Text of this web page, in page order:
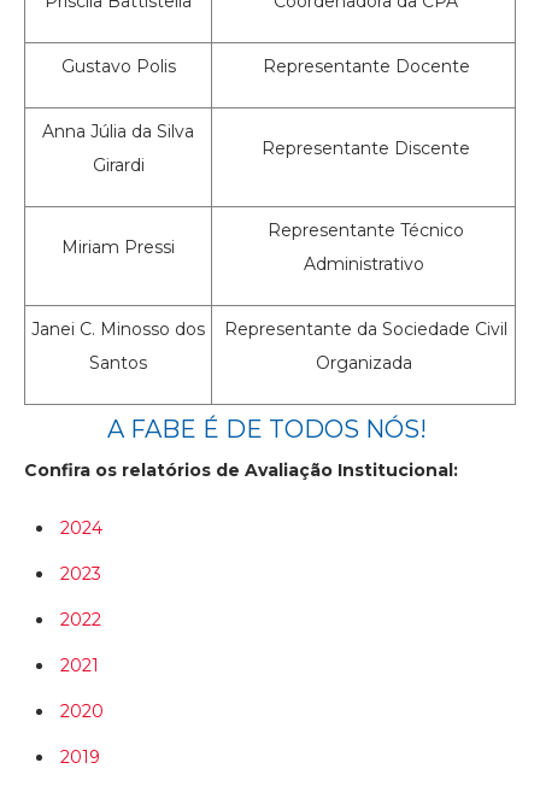
Gustavo Polis Representante Docente
Anna Júlia da Silva
Girardi
Representante Discente
Miriam Pressi
Representante Técnico
Administrativo
Janei C. Minosso dos
Santos
Representante da Sociedade Civil
Organizada
A FABE É DE TODOS NÓS!
Confira os relatórios de Avaliação Institucional:
2024
2023
2022
2021
2020
2019